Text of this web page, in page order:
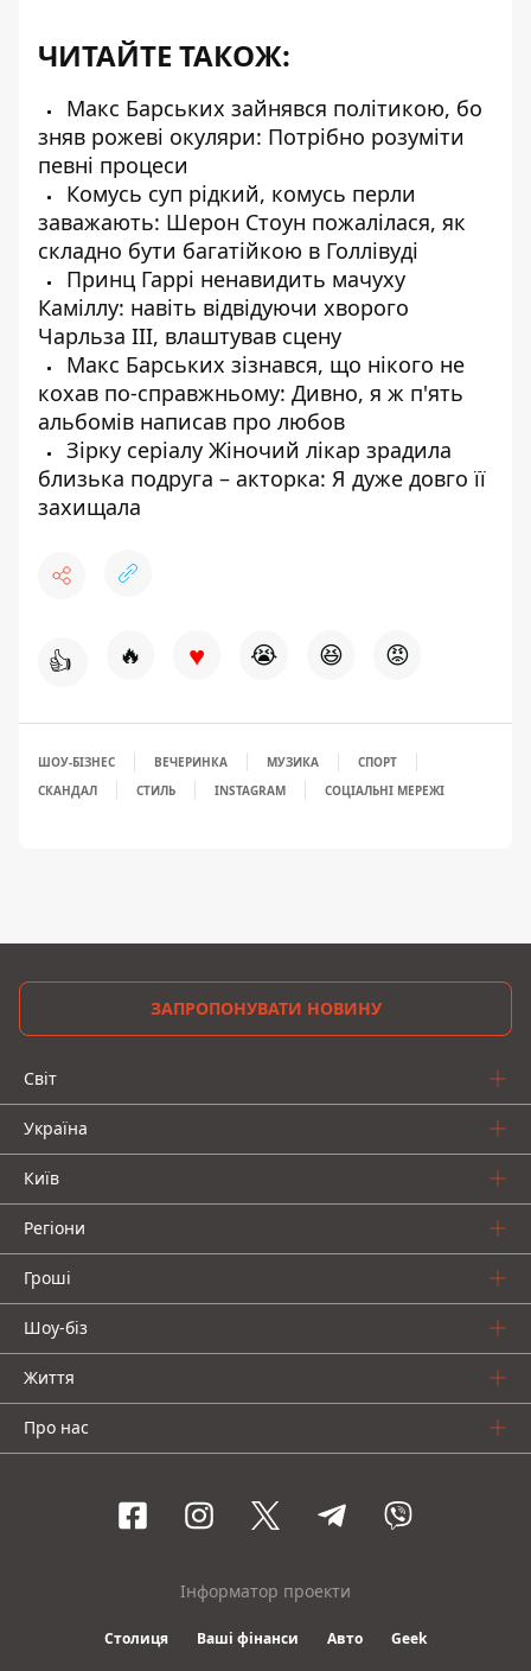
ЧИТАЙТЕ ТАКОЖ:
Макс Барських зайнявся політикою, бо
зняв рожеві окуляри: Потрібно розуміти
певні процеси
Комусь суп рідкий, комусь перли
заважають: Шерон Стоун пожалілася, як
складно бути багатійкою в Голлівуді
Принц Гаррі ненавидить мачуху
Каміллу: навіть відвідуючи хворого
Чарльза III, влаштував сцену
Макс Барських зізнався, що нікого не
кохав по-справжньому: Дивно, я ж п'ять
альбомів написав про любов
Зірку серіалу Жіночий лікар зрадила
близька подруга – акторка: Я дуже довго її
захищала
👍 🔥 ♥ 😭 😆 😡
ШОУ-БІЗНЕС ВЕЧЕРИНКА МУЗИКА
СПОРТ
СКАНДАЛ
СТИЛЬ INSTAGRAM СОЦІАЛЬНІ МЕРЕЖІ
ЗАПРОПОНУВАТИ НОВИНУ
Світ
Україна
Київ
Регіони
Гроші
Шоу-біз
Життя
Про нас
Інформатор проекти
Столиця Ваші фінанси Авто Geek